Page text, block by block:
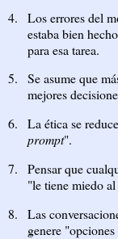
4.
Los errores del
estaba bien
para esa tarea.
5.
Se asume que
mejores
6.
La ética se
prompt".
7.
Pensar que
"le tiene miedo
8.
Las
genere